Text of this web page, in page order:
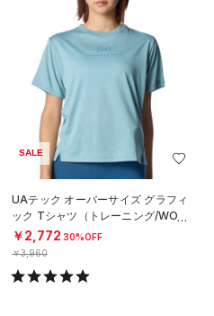
SALE
UAテック オーバーサイズ グラフィ
ック Tシャツ（トレーニング/WOM
EN）
￥2,772 30%OFF
￥3,960